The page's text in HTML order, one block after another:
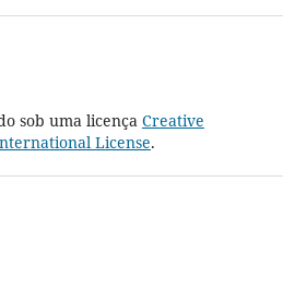
sob uma licença Creative
License.